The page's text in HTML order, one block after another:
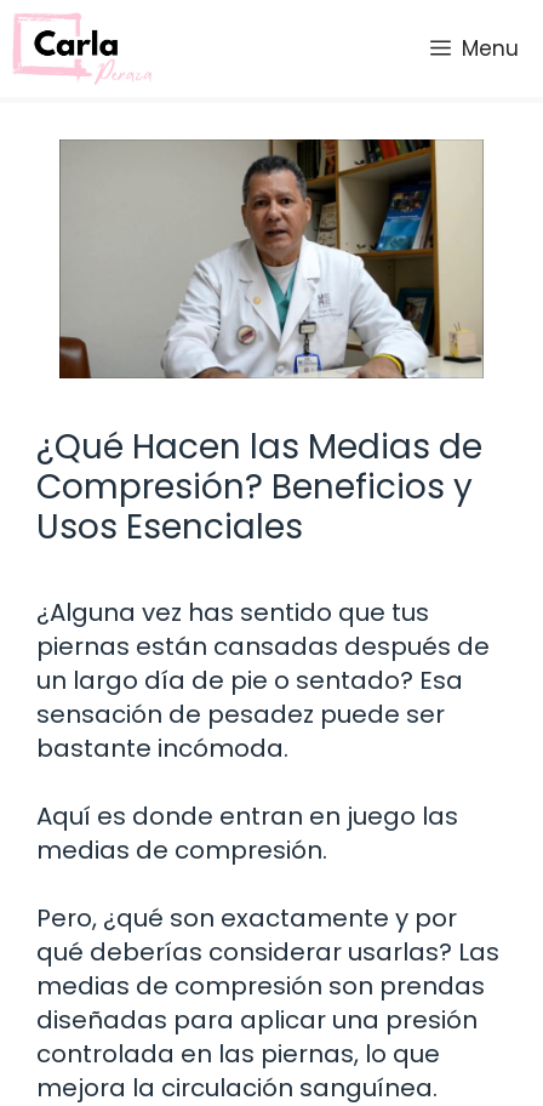
Saltar
al
contenido
Menu
¿Qué Hacen las Medias de
Compresión? Beneficios y
Usos Esenciales
¿Alguna vez has sentido que tus
piernas están cansadas después de
un largo día de pie o sentado? Esa
sensación de pesadez puede ser
bastante incómoda.
Aquí es donde entran en juego las
medias de compresión.
Pero, ¿qué son exactamente y por
qué deberías considerar usarlas? Las
medias de compresión son prendas
diseñadas para aplicar una presión
controlada en las piernas, lo que
mejora la circulación sanguínea.